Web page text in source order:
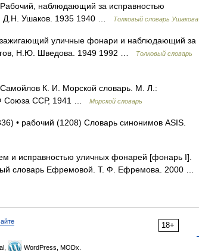
наблюдающий за исправностью
Д.Н. Ушаков. 1935 1940 …
Толковый словарь Ушакова
уличные фонари и наблюдающий за
Н.Ю. Шведова. 1949 1992 …
Толковый словарь
К. И. Морской словарь. М. Л.:
Союза ССР, 1941 …
Морской словарь
• рабочий (1208) Словарь синонимов ASIS.
и исправностью уличных фонарей [фонарь I].
словарь Ефремовой. Т. Ф. Ефремова. 2000 …
18+
WordPress, MODx.